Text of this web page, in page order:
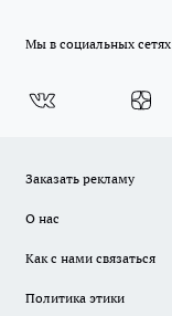
Мы в социальных сетях
Заказать рекламу
О нас
Как с нами связаться
Политика этики